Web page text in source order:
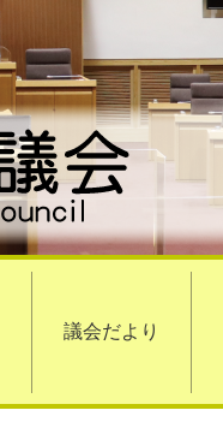
議会だより